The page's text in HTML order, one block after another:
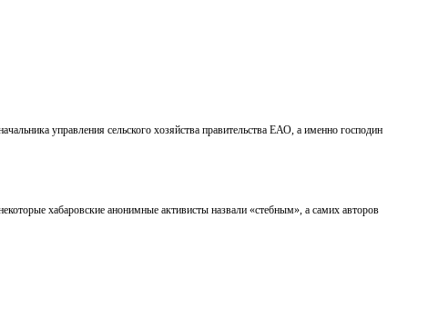
управления сельского хозяйства правительства ЕАО, а именно господин
хабаровские анонимные активисты назвали «стебным», а самих авторов